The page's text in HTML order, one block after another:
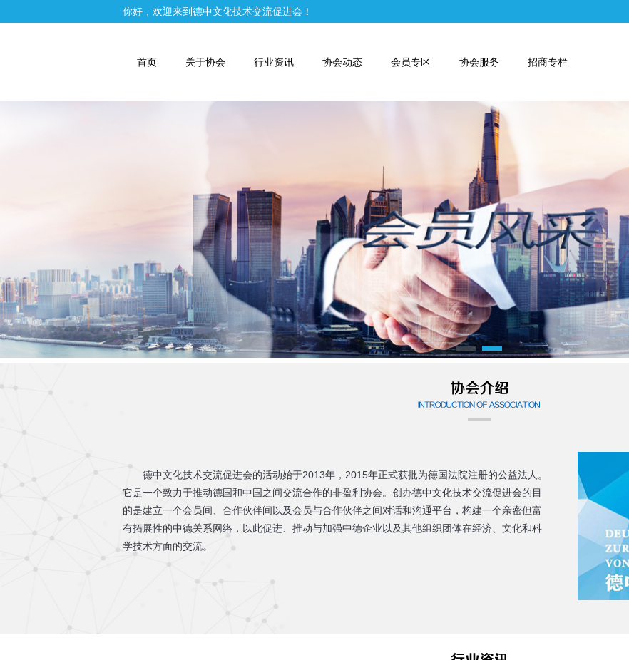
你好，欢迎来到德中文化技术交流促进会！
首页 关于协会 行业资讯 协会动态 会员专区 协会服务 招商专栏
德中文化技术交流促进会的活动始于2013年，2015年正式获批为德国法院注册的公益法人。
它是一个致力于推动德国和中国之间交流合作的非盈利协会。创办德中文化技术交流促进会的目
的是建立一个会员间、合作伙伴间以及会员与合作伙伴之间对话和沟通平台，构建一个亲密但富
有拓展性的中德关系网络，以此促进、推动与加强中德企业以及其他组织团体在经济、文化和科
学技术方面的交流。